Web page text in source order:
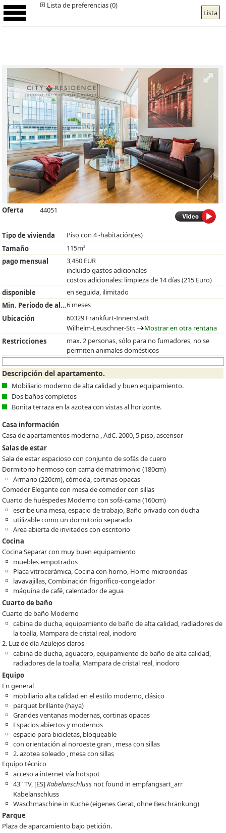
Lista
Lista de preferencias (0)
Oferta 44051
Tipo de vivienda
Piso con 4 -habitación(es)
Tamaño
115m²
pago mensual
3,450 EUR
incluido gastos adicionales
costos adicionales: limpieza de 14 días (215 Euro)
disponible
en seguida, ilimitado
Min. Período de alquiler6 meses
Ubicación
60329 Frankfurt-Innenstadt
Wilhelm-Leuschner-Str.
Mostrar en otra rentana
Restricciones
max. 2 personas, sólo para no fumadores, no se
permiten animales domésticos
Descripción del apartamento.
Mobiliario moderno de alta calidad y buen equipamiento.
Dos baños completos
Bonita terraza en la azotea con vistas al horizonte.
Casa información
Casa de apartamentos moderna , AdC. 2000, 5 piso, ascensor
Salas de estar
Sala de estar espacioso con conjunto de sofás de cuero
Dormitorio hermoso con cama de matrimonio (180cm)
Armario (220cm), cómoda, cortinas opacas
Comedor Elegante con mesa de comedor con sillas
Cuarto de huéspedes Moderno con sofá-cama (160cm)
escribe una mesa, espacio de trabajo, Baño privado con ducha
utilizable como un dormitorio separado
Area abierta de invitados con escritorio
Cocina
Cocina Separar con muy buen equipamiento
muebles empotrados
Placa vitrocerámica, Cocina con horno, Horno microondas
lavavajillas, Combinación frigorífico-congelador
máquina de café, calentador de agua
Cuarto de baño
Cuarto de baño Moderno
cabina de ducha, equipamiento de baño de alta calidad, radiadores de
la toalla, Mampara de cristal real, inodoro
2. Luz de día Azulejos claros
cabina de ducha, aguacero, equipamiento de baño de alta calidad,
radiadores de la toalla, Mampara de cristal real, inodoro
Equipo
En general
mobiliario alta calidad en el estilo moderno, clásico
parquet brillante (haya)
Grandes ventanas modernas, cortinas opacas
Espacios abiertos y modernos
espacio para bicicletas, bloqueable
con orientación al noroeste gran , mesa con sillas
2. azotea soleado , mesa con sillas
Equipo técnico
acceso a internet vía hotspot
43" TV, [ES]Kabelanschluss not found in empfangsart_arr
Kabelanschluss
Waschmaschine in Küche (eigenes Gerät, ohne Beschränkung)
Parque
Plaza de aparcamiento bajo petición.